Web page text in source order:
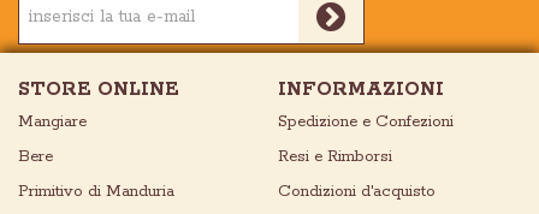
STORE ONLINE
Mangiare
Bere
Primitivo di Manduria
INFORMAZIONI
Spedizione e Confezioni
Resi e Rimborsi
Condizioni d'acquisto